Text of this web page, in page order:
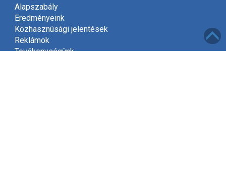
Alapszabály
Eredményeink
Közhasznúsági jelentések
Reklámok
Tevékenységünk